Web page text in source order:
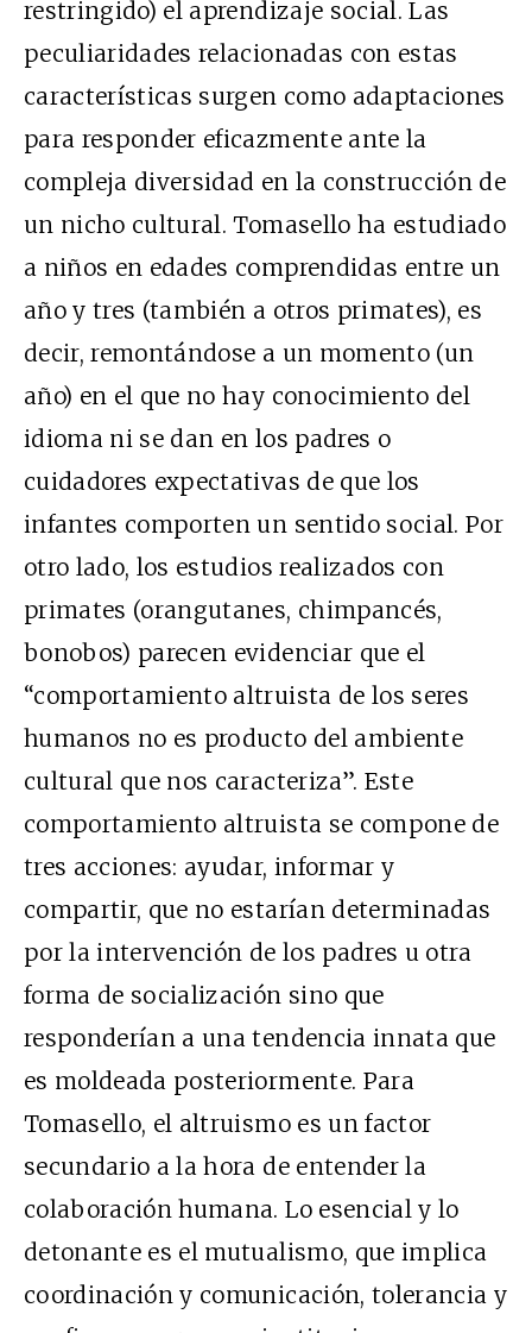
restringido) el aprendizaje social. Las
peculiaridades relacionadas con estas
características surgen como adaptaciones
para responder eficazmente ante la
compleja diversidad en la construcción de
un nicho cultural. Tomasello ha estudiado
a niños en edades comprendidas entre un
año y tres (también a otros primates), es
decir, remontándose a un momento (un
año) en el que no hay conocimiento del
idioma ni se dan en los padres o
cuidadores expectativas de que los
infantes comporten un sentido social. Por
otro lado, los estudios realizados con
primates (orangutanes, chimpancés,
bonobos) parecen evidenciar que el
“comportamiento altruista de los seres
humanos no es producto del ambiente
cultural que nos caracteriza”. Este
comportamiento altruista se compone de
tres acciones: ayudar, informar y
compartir, que no estarían determinadas
por la intervención de los padres u otra
forma de socialización sino que
responderían a una tendencia innata que
es moldeada posteriormente. Para
Tomasello, el altruismo es un factor
secundario a la hora de entender la
colaboración humana. Lo esencial y lo
detonante es el mutualismo, que implica
coordinación y comunicación, tolerancia y